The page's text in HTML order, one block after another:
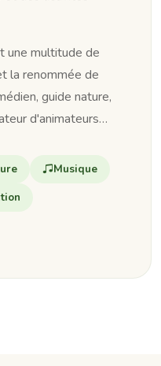
une multitude de
la renommée de
guide nature,
d'animateurs…
Musique